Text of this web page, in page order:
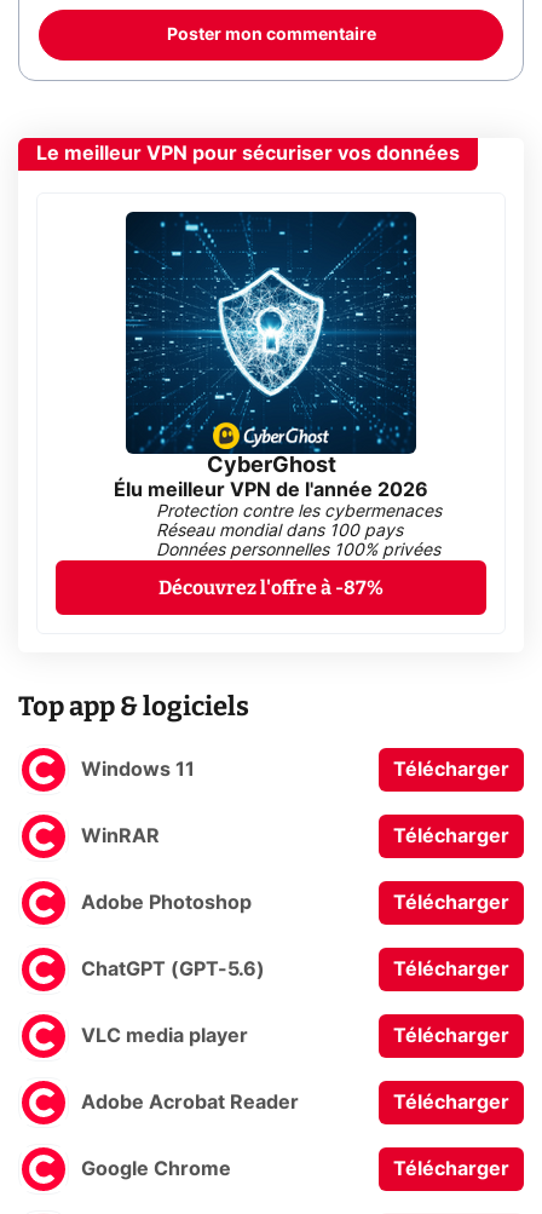
Poster mon commentaire
Le meilleur VPN pour sécuriser vos données
CyberGhost
Élu meilleur VPN de l'année 2026
Protection contre les cybermenaces
Réseau mondial dans 100 pays
Données personnelles 100% privées
Découvrez l'offre à -87%
Top app & logiciels
Windows 11 Télécharger
WinRAR Télécharger
Adobe Photoshop Télécharger
ChatGPT (GPT-5.6) Télécharger
VLC media player Télécharger
Adobe Acrobat Reader Télécharger
Google Chrome Télécharger